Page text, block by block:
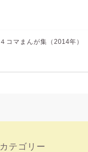
４コマまんが集（2014年）
カテゴリー